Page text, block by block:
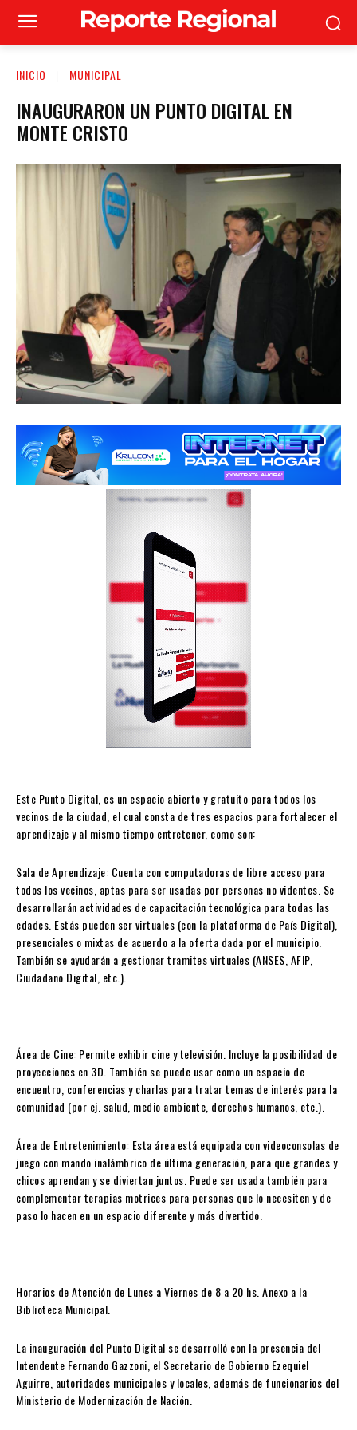
INICIO MUNICIPAL
INAUGURARON UN PUNTO DIGITAL EN
MONTE CRISTO
Este Punto Digital, es un espacio abierto y gratuito para todos los
vecinos de la ciudad, el cual consta de tres espacios para fortalecer el
aprendizaje y al mismo tiempo entretener, como son:
Sala de Aprendizaje: Cuenta con computadoras de libre acceso para
todos los vecinos, aptas para ser usadas por personas no videntes. Se
desarrollarán actividades de capacitación tecnológica para todas las
edades. Estás pueden ser virtuales (con la plataforma de País Digital),
presenciales o mixtas de acuerdo a la oferta dada por el municipio.
También se ayudarán a gestionar tramites virtuales (ANSES, AFIP,
Ciudadano Digital, etc.).
Área de Cine: Permite exhibir cine y televisión. Incluye la posibilidad de
proyecciones en 3D. También se puede usar como un espacio de
encuentro, conferencias y charlas para tratar temas de interés para la
comunidad (por ej. salud, medio ambiente, derechos humanos, etc.).
Área de Entretenimiento: Esta área está equipada con videoconsolas de
juego con mando inalámbrico de última generación, para que grandes y
chicos aprendan y se diviertan juntos. Puede ser usada también para
complementar terapias motrices para personas que lo necesiten y de
paso lo hacen en un espacio diferente y más divertido.
Horarios de Atención de Lunes a Viernes de 8 a 20 hs. Anexo a la
Biblioteca Municipal.
La inauguración del Punto Digital se desarrolló con la presencia del
Intendente Fernando Gazzoni, el Secretario de Gobierno Ezequiel
Aguirre, autoridades municipales y locales, además de funcionarios del
Ministerio de Modernización de Nación.